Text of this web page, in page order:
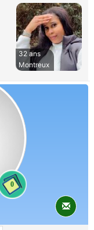
32 ans
Montreux
0